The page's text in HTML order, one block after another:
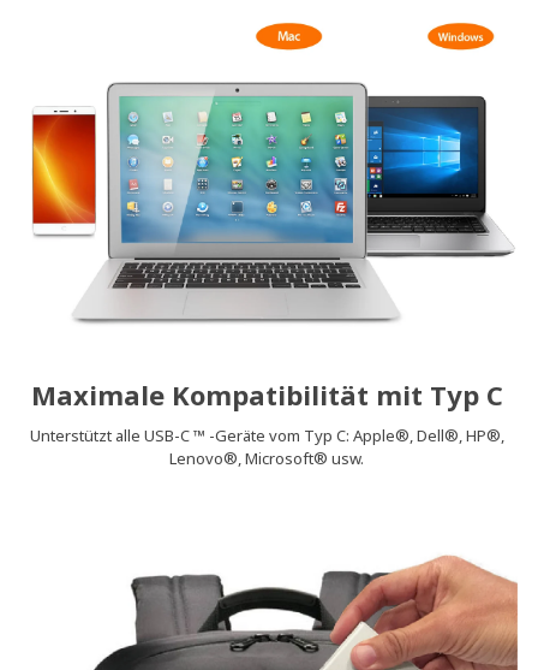
Maximale Kompatibilität mit Typ C
Unterstützt alle USB-C ™ -Geräte vom Typ C: Apple®, Dell®, HP®,
Lenovo®, Microsoft® usw.